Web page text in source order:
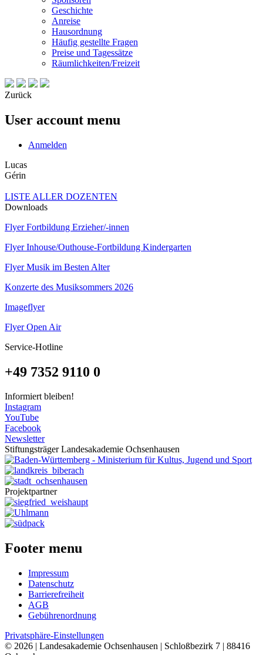
Geschichte
Anreise
Hausordnung
Häufig gestellte Fragen
Preise und Tagessätze
Räumlichkeiten/Freizeit
Zurück
User account menu
Anmelden
Lucas
Gérin
LISTE ALLER DOZENTEN
Downloads
Flyer Fortbildung Erzieher/-innen
Flyer Inhouse/Outhouse-Fortbildung Kindergarten
Flyer Musik im Besten Alter
Konzerte des Musiksommers 2026
Imageflyer
Flyer Open Air
Service-Hotline
+49 7352 9110 0
Informiert bleiben!
Instagram
YouTube
Facebook
Newsletter
Stiftungsträger Landesakademie Ochsenhausen
Projektpartner
Footer menu
Impressum
Datenschutz
Barrierefreiheit
AGB
Gebührenordnung
Privatsphäre-Einstellungen
© 2026 | Landesakademie Ochsenhausen | Schloßbezirk 7 | 88416